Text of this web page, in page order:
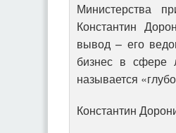
Министерства
Константин
вывод – его
бизнес в сфере
называется
Константин